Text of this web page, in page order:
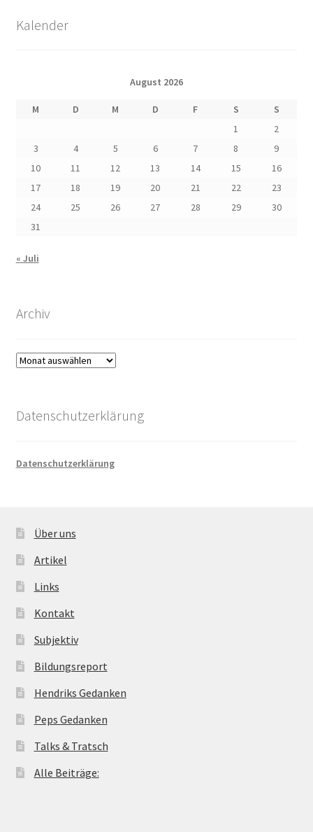
Kalender
August 2026
M D M D F S
S
1
2
3
4 5 6 7 8
9
10
11 12 13 14 15
16
17
18 19 20 21 22
23
24
25 26 27 28 29
30
31
« Juli
Archiv
Archiv
Datenschutzerklärung
Datenschutzerklärung
Über uns
Artikel
Links
Kontakt
Subjektiv
Bildungsreport
Hendriks Gedanken
Peps Gedanken
Talks & Tratsch
Alle Beiträge: